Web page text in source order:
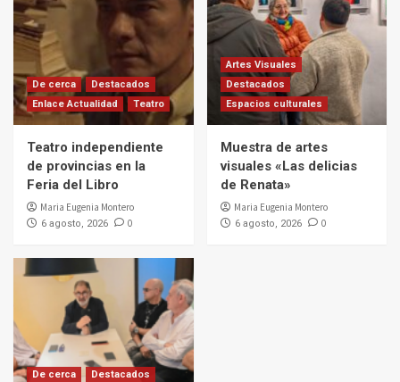
De cerca
Destacados
Enlace Actualidad
Teatro
Teatro independiente
de provincias en la
Feria del Libro
Maria Eugenia Montero
6 agosto, 2026 0
Artes Visuales
Destacados
Espacios culturales
Muestra de artes
visuales «Las delicias
de Renata»
Maria Eugenia Montero
6 agosto, 2026 0
De cerca Destacados